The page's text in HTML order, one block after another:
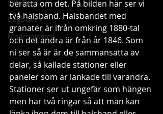
Dagboken
Modernismen
berätta om det. På bilden här ser vi
två halsband. Halsbandet med
granater är ifrån omkring 1880-tal
och det andra är från år 1846. Som
ni ser så är är de sammansatta av
delar, så kallade stationer eller
paneler som är länkade till varandra.
Stationer ser ut ungefär som hängen
men har två ringar så att man kan